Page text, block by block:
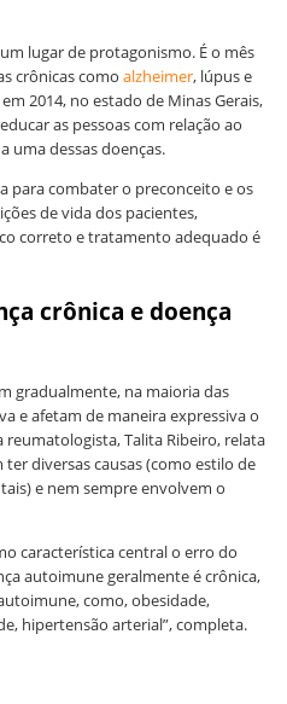
lugar de protagonismo. É o mês
crônicas como alzheimer, lúpus e
2014, no estado de Minas Gerais,
as pessoas com relação ao
uma dessas doenças.
para combater o preconceito e os
de vida dos pacientes,
correto e tratamento adequado é
crônica e doença
gradualmente, na maioria das
e afetam de maneira expressiva o
reumatologista, Talita Ribeiro, relata
diversas causas (como estilo de
e nem sempre envolvem o
característica central o erro do
autoimune geralmente é crônica,
como, obesidade,
hipertensão arterial”, completa.